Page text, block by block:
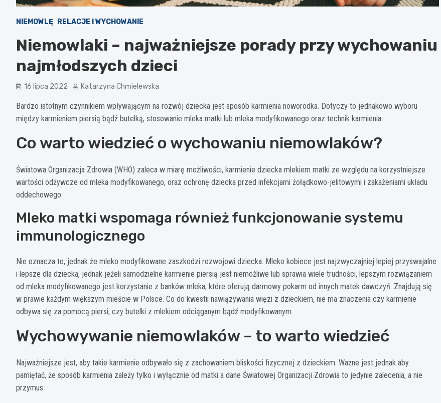
NIEMOWLĘ RELACJE I WYCHOWANIE
Niemowlaki – najważniejsze porady przy wychowaniu
najmłodszych dzieci
16 lipca 2022 Katarzyna Chmielewska
Bardzo istotnym czynnikiem wpływającym na rozwój dziecka jest sposób karmienia noworodka. Dotyczy to jednakowo wyboru
między karmieniem piersią bądź butelką, stosowanie mleka matki lub mleka modyfikowanego oraz technik karmienia.
Co warto wiedzieć o wychowaniu niemowlaków?
Światowa Organizacja Zdrowia (WHO) zaleca w miarę możliwości, karmienie dziecka mlekiem matki ze względu na korzystniejsze
wartości odżywcze od mleka modyfikowanego, oraz ochronę dziecka przed infekcjami żołądkowo-jelitowymi i zakażeniami układu
oddechowego.
Mleko matki wspomaga również funkcjonowanie systemu
immunologicznego
Nie oznacza to, jednak że mleko modyfikowane zaszkodzi rozwojowi dziecka. Mleko kobiece jest najzwyczajniej lepiej przyswajalne
i lepsze dla dziecka, jednak jeżeli samodzielne karmienie piersią jest niemożliwe lub sprawia wiele trudności, lepszym rozwiązaniem
od mleka modyfikowanego jest korzystanie z banków mleka, które oferują darmowy pokarm od innych matek dawczyń. Znajdują się
w prawie każdym większym mieście w Polsce. Co do kwestii nawiązywania więzi z dzieckiem, nie ma znaczenia czy karmienie
odbywa się za pomocą piersi, czy butelki z mlekiem odciąganym bądź modyfikowanym.
Wychowywanie niemowlaków – to warto wiedzieć
Najważniejsze jest, aby takie karmienie odbywało się z zachowaniem bliskości fizycznej z dzieckiem. Ważne jest jednak aby
pamiętać, że sposób karmienia zależy tylko i wyłącznie od matki a dane Światowej Organizacji Zdrowia to jedynie zalecenia, a nie
przymus.